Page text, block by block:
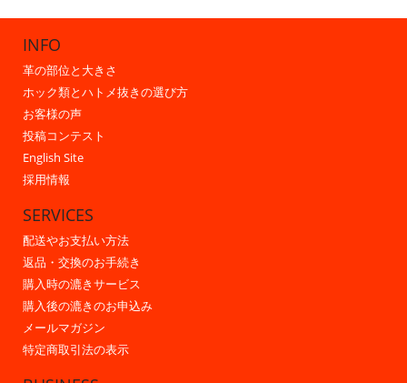
INFO
革の部位と大きさ
ホック類とハトメ抜きの選び方
お客様の声
投稿コンテスト
English Site
採用情報
SERVICES
配送やお支払い方法
返品・交換のお手続き
購入時の漉きサービス
購入後の漉きのお申込み
メールマガジン
特定商取引法の表示